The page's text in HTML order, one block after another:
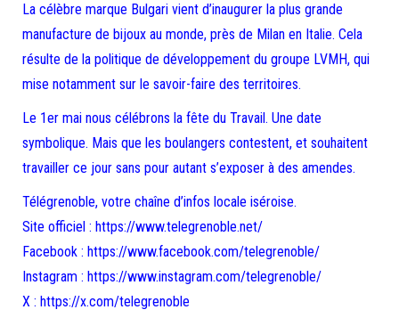
La célèbre marque Bulgari vient d’inaugurer la plus grande
manufacture de bijoux au monde, près de Milan en Italie. Cela
résulte de la politique de développement du groupe LVMH, qui
mise notamment sur le savoir-faire des territoires.
Le 1er mai nous célébrons la fête du Travail. Une date
symbolique. Mais que les boulangers contestent, et souhaitent
travailler ce jour sans pour autant s’exposer à des amendes.
Télégrenoble, votre chaîne d’infos locale iséroise.
Site officiel : https://www.telegrenoble.net/
Facebook : https://www.facebook.com/telegrenoble/
Instagram : https://www.instagram.com/telegrenoble/
X : https://x.com/telegrenoble